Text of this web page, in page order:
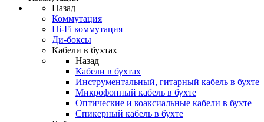
Назад
Коммутация
Hi-Fi коммутация
Ди-боксы
Кабели в бухтах
Назад
Кабели в бухтах
Инструментальный, гитарный кабель в бухте
Микрофонный кабель в бухте
Оптические и коаксиальные кабели в бухте
Спикерный кабель в бухте